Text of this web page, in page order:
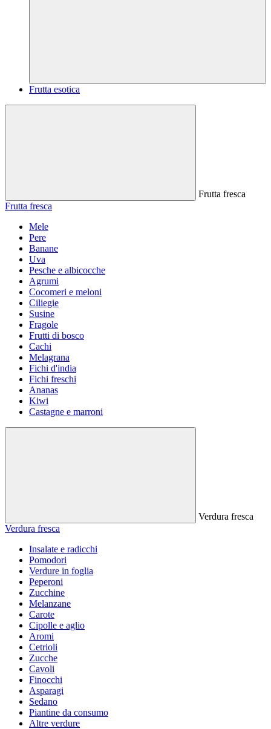
Frutta esotica
Frutta fresca
Frutta fresca
Mele
Pere
Banane
Uva
Pesche e albicocche
Agrumi
Cocomeri e meloni
Ciliegie
Susine
Fragole
Frutti di bosco
Cachi
Melagrana
Fichi d'india
Fichi freschi
Ananas
Kiwi
Castagne e marroni
Verdura fresca
Verdura fresca
Insalate e radicchi
Pomodori
Verdure in foglia
Peperoni
Zucchine
Melanzane
Carote
Cipolle e aglio
Aromi
Cetrioli
Zucche
Cavoli
Finocchi
Asparagi
Sedano
Piantine da consumo
Altre verdure